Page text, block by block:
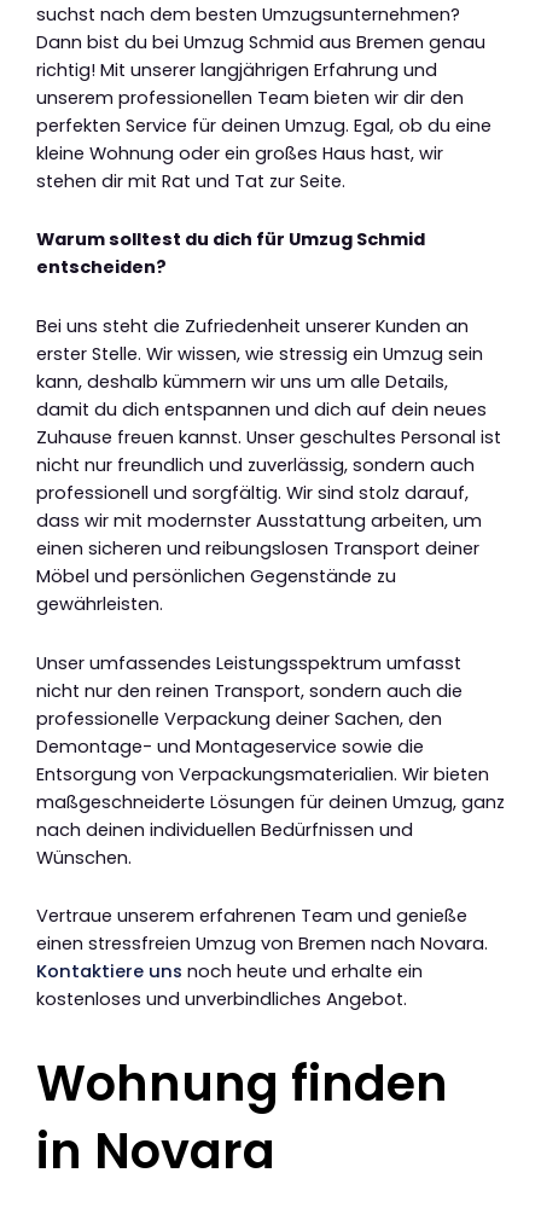
suchst nach dem besten Umzugsunternehmen?
Dann bist du bei Umzug Schmid aus Bremen genau
richtig! Mit unserer langjährigen Erfahrung und
unserem professionellen Team bieten wir dir den
perfekten Service für deinen Umzug. Egal, ob du eine
kleine Wohnung oder ein großes Haus hast, wir
stehen dir mit Rat und Tat zur Seite.
Warum solltest du dich für Umzug Schmid
entscheiden?
Bei uns steht die Zufriedenheit unserer Kunden an
erster Stelle. Wir wissen, wie stressig ein Umzug sein
kann, deshalb kümmern wir uns um alle Details,
damit du dich entspannen und dich auf dein neues
Zuhause freuen kannst. Unser geschultes Personal ist
nicht nur freundlich und zuverlässig, sondern auch
professionell und sorgfältig. Wir sind stolz darauf,
dass wir mit modernster Ausstattung arbeiten, um
einen sicheren und reibungslosen Transport deiner
Möbel und persönlichen Gegenstände zu
gewährleisten.
Unser umfassendes Leistungsspektrum umfasst
nicht nur den reinen Transport, sondern auch die
professionelle Verpackung deiner Sachen, den
Demontage- und Montageservice sowie die
Entsorgung von Verpackungsmaterialien. Wir bieten
maßgeschneiderte Lösungen für deinen Umzug, ganz
nach deinen individuellen Bedürfnissen und
Wünschen.
Vertraue unserem erfahrenen Team und genieße
einen stressfreien Umzug von Bremen nach Novara.
Kontaktiere uns noch heute und erhalte ein
kostenloses und unverbindliches Angebot.
Wohnung finden
in Novara